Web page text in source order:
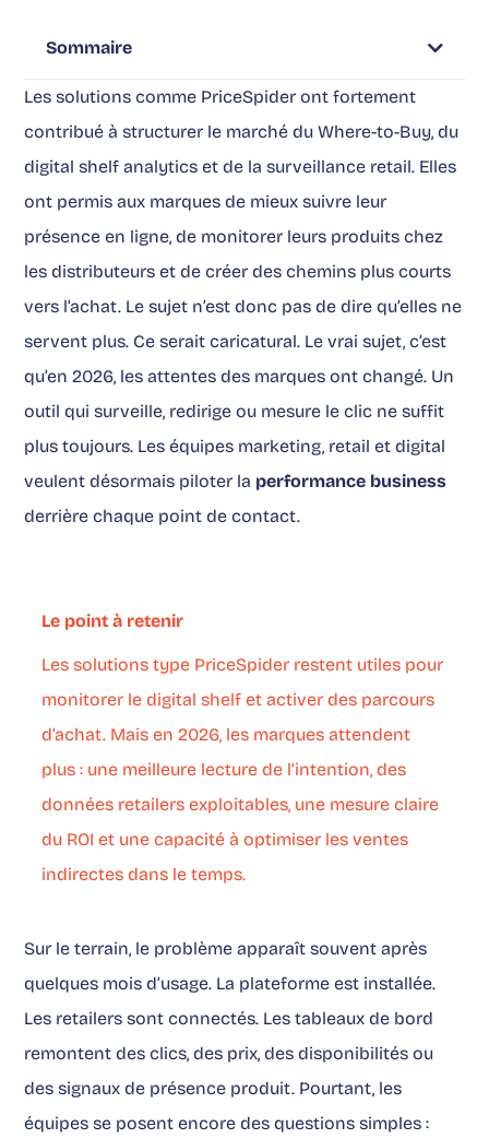
Sommaire
Les solutions comme PriceSpider ont fortement
contribué à structurer le marché du Where-to-Buy, du
digital shelf analytics et de la surveillance retail. Elles
ont permis aux marques de mieux suivre leur
présence en ligne, de monitorer leurs produits chez
les distributeurs et de créer des chemins plus courts
vers l’achat. Le sujet n’est donc pas de dire qu’elles ne
servent plus. Ce serait caricatural. Le vrai sujet, c’est
qu’en 2026, les attentes des marques ont changé. Un
outil qui surveille, redirige ou mesure le clic ne suffit
plus toujours. Les équipes marketing, retail et digital
veulent désormais piloter la performance business
derrière chaque point de contact.
Le point à retenir
Les solutions type PriceSpider restent utiles pour
monitorer le digital shelf et activer des parcours
d’achat. Mais en 2026, les marques attendent
plus : une meilleure lecture de l’intention, des
données retailers exploitables, une mesure claire
du ROI et une capacité à optimiser les ventes
indirectes dans le temps.
Sur le terrain, le problème apparaît souvent après
quelques mois d’usage. La plateforme est installée.
Les retailers sont connectés. Les tableaux de bord
remontent des clics, des prix, des disponibilités ou
des signaux de présence produit. Pourtant, les
équipes se posent encore des questions simples :